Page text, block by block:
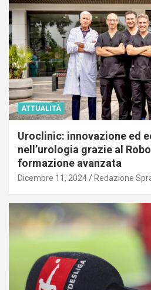
ATTUALITÀ
Uroclinic: innovazione ed
nell’urologia grazie al
formazione avanzata
Dicembre 11, 2024 Redazione